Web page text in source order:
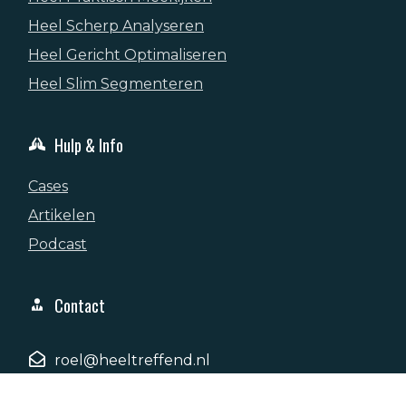
Heel Scherp Analyseren
Heel Gericht Optimaliseren
Heel Slim Segmenteren
Hulp & Info
Cases
Artikelen
Podcast
Contact
roel@heeltreffend.nl